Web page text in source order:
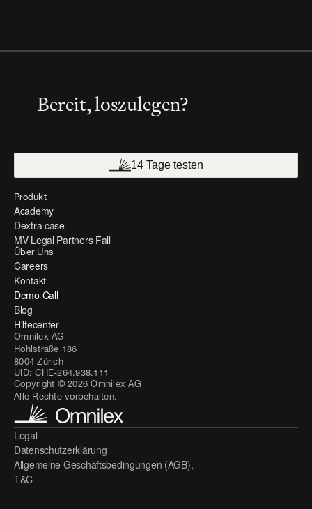
Bereit, loszulegen?
14 Tage testen
Omnilex AG
Hohlstraße 186
8004 Zürich
UID: CHE-264.938.111
Copyright © 2026 Omnilex AG
Alle Rechte vorbehalten.
Produkt
Academy
Dextra case
MV Legal Partners Fall
Über Uns
Careers
Kontakt
Demo Call
Blog
Hilfecenter
Legal
Datenschutzerklärung
Allgemeine Geschäftsbedingungen (AGB),
T&C